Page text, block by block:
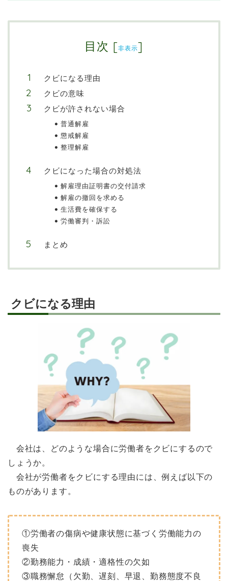
目次 [非表示]
クビになる理由
クビの意味
クビが許されない場合
普通解雇
懲戒解雇
整理解雇
クビになった場合の対処法
解雇理由証明書の交付請求
解雇の撤回を求める
生活費を確保する
労働審判・訴訟
まとめ
クビになる理由
会社は、どのような場合に労働者をクビにするので
しょうか。
会社が労働者をクビにする理由には、例えば以下の
ものがあります。
①労働者の傷病や健康状態に基づく労働能力の
喪失
②勤務能力・成績・適格性の欠如
③職務懈怠（欠勤、遅刻、早退、勤務態度不良